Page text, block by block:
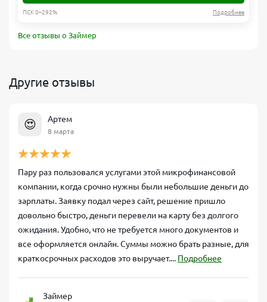
ПСК 0–292% Подробнее
Все отзывы о Займер
Другие отзывы
😍 Артем
8 марта
Пару раз пользовался услугами этой микрофинансовой
компании, когда срочно нужны были небольшие деньги до
зарплаты. Заявку подал через сайт, решение пришло
довольно быстро, деньги перевели на карту без долгого
ожидания. Удобно, что не требуется много документов и
все оформляется онлайн. Суммы можно брать разные, для
краткосрочных расходов это выручает.... Подробнее
Займер